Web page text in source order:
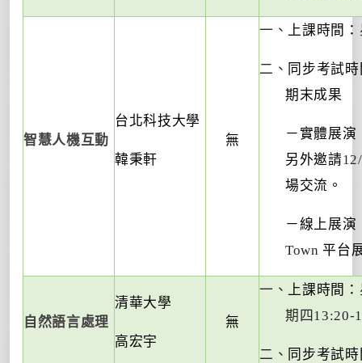
智慧人機互動
台北科技大學
韓秉軒
無
一、 上課時間：
二、 同步考試
期末成果
－實體展演
另外邀請
場交流。
－線上展演
Town平台
自然語言處理
清華大學
高宏宇
無
一、 上課時間：
期四 13:20-
二、 同步考試